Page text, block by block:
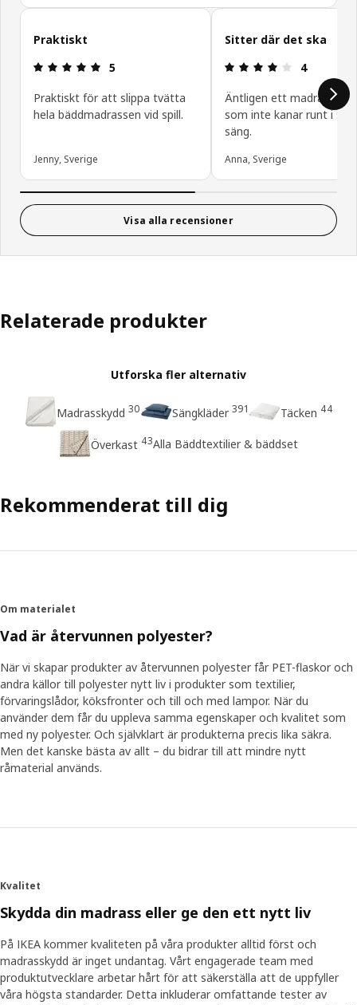
Hoppa över
Praktiskt
Recension: 5 utav 5 stjärnor.
5
Praktiskt för att slippa tvätta
hela bäddmadrassen vid spill.
Jenny, Sverige
Sitter där det ska
4
Äntligen ett
som inte kanar runt i
säng.
Anna, Sverige
Visa alla recensioner
Relaterade produkter
Utforska fler alternativ
Madrasskydd 30 Sängkläder 391 Täcken 44
Överkast 43Alla Bäddtextilier & bäddset
Rekommenderat till dig
Om materialet
Vad är återvunnen polyester?
När vi skapar produkter av återvunnen polyester får PET-flaskor och
andra källor till polyester nytt liv i produkter som textilier,
förvaringslådor, köksfronter och till och med lampor. När du
använder dem får du uppleva samma egenskaper och kvalitet som
med ny polyester. Och självklart är produkterna precis lika säkra.
Men det kanske bästa av allt – du bidrar till att mindre nytt
råmaterial används.
Kvalitet
Skydda din madrass eller ge den ett nytt liv
På IKEA kommer kvaliteten på våra produkter alltid först och
madrasskydd är inget undantag. Vårt engagerade team med
produktutvecklare arbetar hårt för att säkerställa att de uppfyller
våra högsta standarder. Detta inkluderar omfattande tester av